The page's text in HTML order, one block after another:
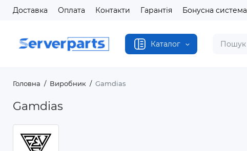
Доставка Оплата Контакти Гарантія Бонусна система
Каталог
Головна Виробник Gamdias
Gamdias